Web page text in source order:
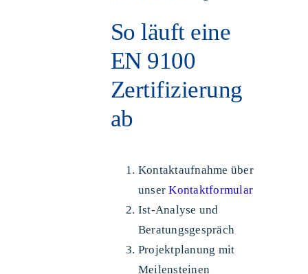
So läuft eine
EN 9100
Zertifizierung
ab
Kontaktaufnahme über
unserKontaktformular
Ist-Analyse und
Beratungsgespräch
Projektplanung mit
Meilensteinen